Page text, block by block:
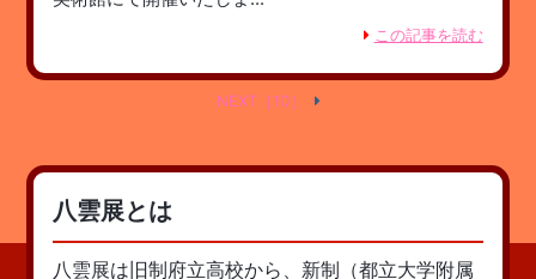
この記事を読む
NEXT［10］
八雲展とは
八雲展は旧制府立高校から、新制（都立大学附属